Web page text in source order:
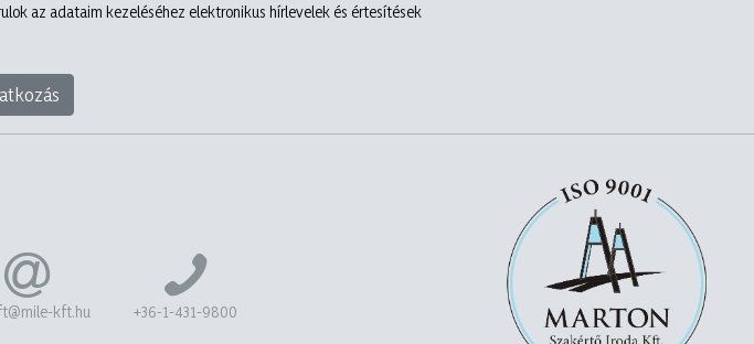
az adataim kezeléséhez elektronikus hírlevelek és értesítések
kft.hu +36-1-431-9800